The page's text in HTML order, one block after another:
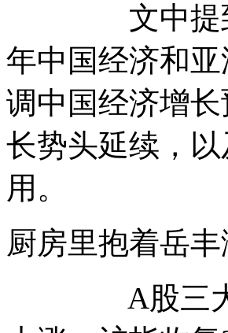
文中提到，
年中国经济和
调中国经济增
长势头延续，
用。
厨房里抱着
A股三大股